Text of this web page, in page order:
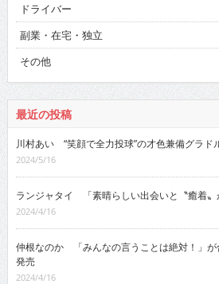
ドライバー
副業・在宅・独立
その他
最近の投稿
川村あい “笑顔で全力投球”の才色兼備グラド
2024/5/16
ランジャタイ 「素晴らしい出会いと〝癒着〟
2024/4/16
仲根なのか 「みんなの言うことは絶対！」が
発売
2024/4/16